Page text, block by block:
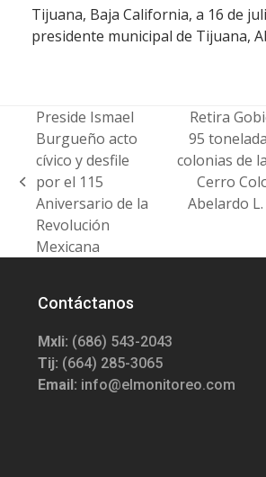
Tijuana, Baja California, a 16 de
presidente municipal de Tijuana,
previous
post:
Preside Ismael
Burgueño acto
cívico y desfile
por el 115
Aniversario de la
Revolución
Mexicana
next
post:
Retira
95
colonias de
Cerro
Abelardo
Contáctanos
Mxli: (686) 543-2043
Tij: (664) 285-3065
Email: info@elmonitoreo.com